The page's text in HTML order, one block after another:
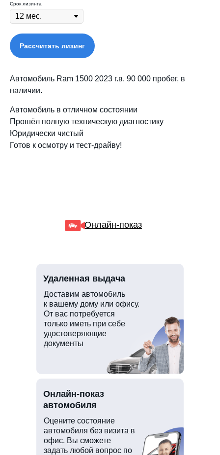
Срок лизинга
Рассчитать лизинг
Автомобиль Ram 1500 2023 г.в. 90 000 пробег, в
наличии.
Автомобиль в отличном состоянии
Прошёл полную техническую диагностику
Юридически чистый
Готов к осмотру и тест‑драйву!
Онлайн-показ
Доставим автомобиль
к вашему дому или офису.
От вас потребуется
только иметь при себе
удостоверяющие
документы
Оцените состояние
автомобиля без визита в
офис. Вы сможете
задать любой вопрос по
Удаленная выдача
Онлайн-показ
автомобиля